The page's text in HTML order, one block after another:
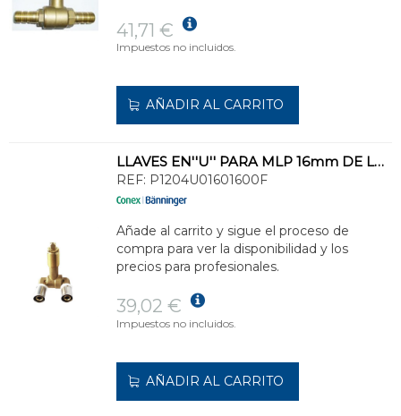
41,71 €
Impuestos no incluidos.
AÑADIR AL CARRITO
LLAVES EN''U'' PARA MLP 16mm DE LA GAMA >B< FLEX - MLP
REF: P1204U01601600F
Añade al carrito y sigue el proceso de
compra para ver la disponibilidad y los
precios para profesionales.
39,02 €
Impuestos no incluidos.
AÑADIR AL CARRITO